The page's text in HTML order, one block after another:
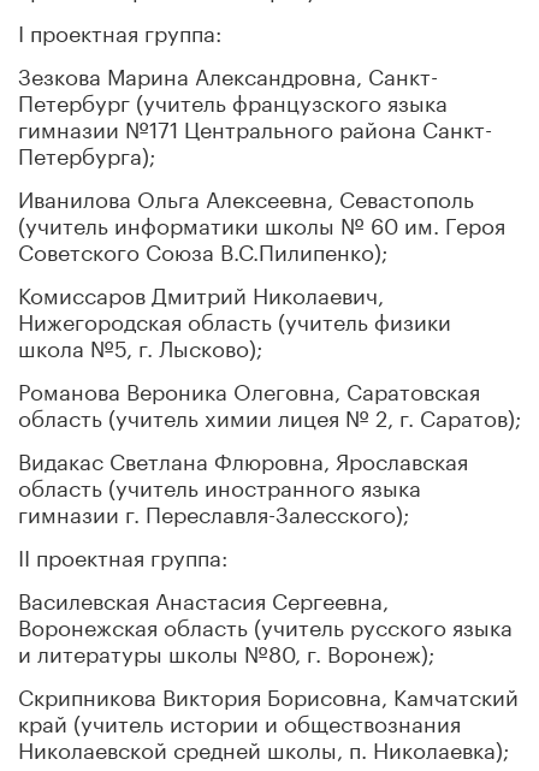
I проектная группа:
Зезкова Марина Александровна, Санкт-
Петербург (учитель французского языка
гимназии №171 Центрального района Санкт-
Петербурга);
Иванилова Ольга Алексеевна, Севастополь
(учитель информатики школы № 60 им. Героя
Советского Союза В.С.Пилипенко);
Комиссаров Дмитрий Николаевич,
Нижегородская область (учитель физики
школа №5, г. Лысково);
Романова Вероника Олеговна, Саратовская
область (учитель химии лицея № 2, г. Саратов);
Видакас Светлана Флюровна, Ярославская
область (учитель иностранного языка
гимназии г. Переславля-Залесского);
II проектная группа:
Василевская Анастасия Сергеевна,
Воронежская область (учитель русского языка
и литературы школы №80, г. Воронеж);
Скрипникова Виктория Борисовна, Камчатский
край (учитель истории и обществознания
Николаевской средней школы, п. Николаевка);